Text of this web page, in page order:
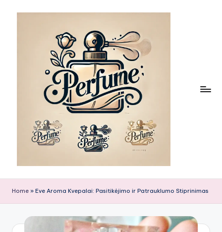
Home » Eve Aroma Kvepalai: Pasitikėjimo ir Patrauklumo Stiprinimas